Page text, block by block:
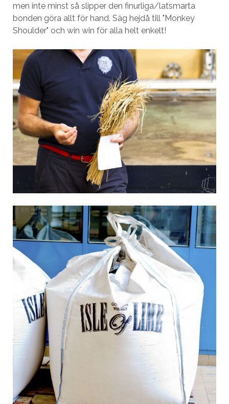
men inte minst så slipper den finurliga/latsmarta
bonden göra allt för hand. Säg hejdå till "Monkey
Shoulder" och win win för alla helt enkelt!